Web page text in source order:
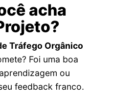
acha
Tráfego Orgânico
Foi uma boa
ou
feedback franco.